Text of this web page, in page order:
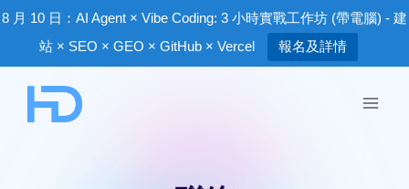
8 月 10 日：AI Agent × Vibe Coding: 3 小時實戰工作坊 (帶電腦) - 建
站 × SEO × GEO × GitHub × Vercel
報名及詳情